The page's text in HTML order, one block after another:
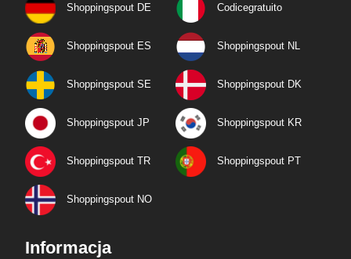
Shoppingspout DE Codicegratuito
Shoppingspout ES Shoppingspout NL
Shoppingspout SE Shoppingspout DK
Shoppingspout JP Shoppingspout KR
Shoppingspout TR Shoppingspout PT
Shoppingspout NO
Informacja